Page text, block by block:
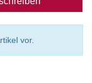
vor.